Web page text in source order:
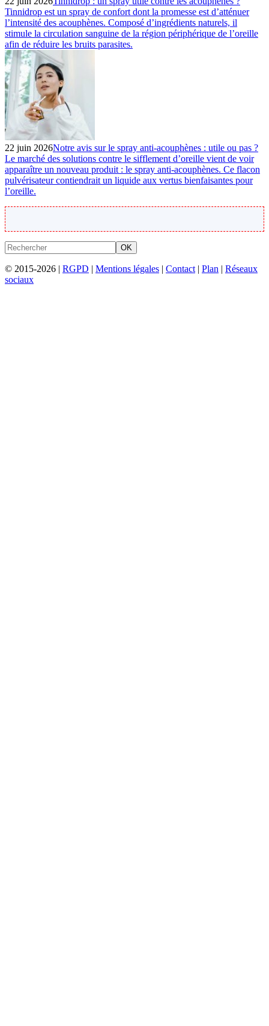
Tinnidrop est un spray de confort dont la promesse est d’atténuer
l’intensité des acouphènes. Composé d’ingrédients naturels, il
stimule la circulation sanguine de la région périphérique de l’oreille
afin de réduire les bruits parasites.
22 juin 2026Notre avis sur le spray anti-acouphènes : utile ou pas ?
Le marché des solutions contre le sifflement d’oreille vient de voir
apparaître un nouveau produit : le spray anti-acouphènes. Ce flacon
pulvérisateur contiendrait un liquide aux vertus bienfaisantes pour
l’oreille.
OK
© 2015-2026 | RGPD | Mentions légales | Contact | Plan | Réseaux
sociaux